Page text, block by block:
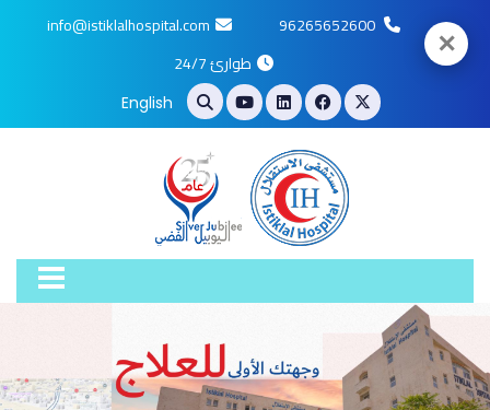
96265652600
info@istiklalhospital.com
طوارئ 24/7
English
✕